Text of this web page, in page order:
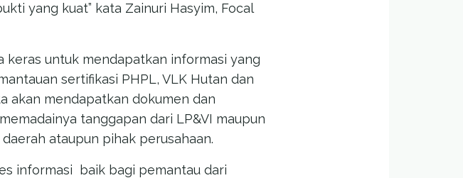
yang kuat” kata Zainuri Hasyim, Focal
untuk mendapatkan informasi yang
sertifikasi PHPL, VLK Hutan dan
akan mendapatkan dokumen dan
tanggapan dari LP&VI maupun
ataupun pihak perusahaan.
informasi baik bagi pemantau dari